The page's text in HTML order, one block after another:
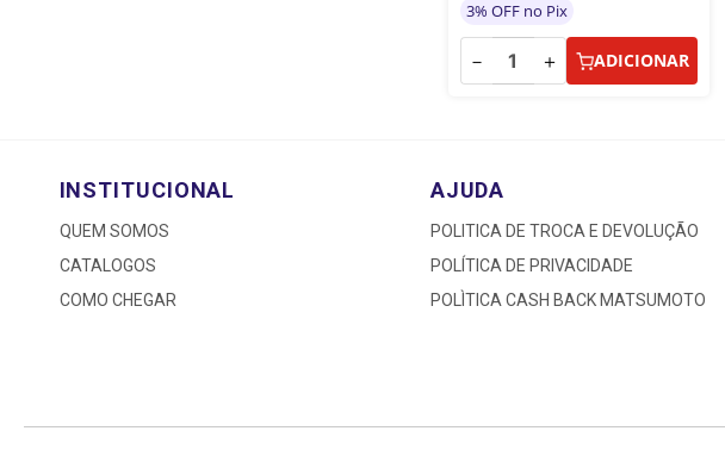
3% OFF no Pix
－ ＋ ADICIONAR
INSTITUCIONAL
QUEM SOMOS
CATALOGOS
COMO CHEGAR
AJUDA
POLITICA DE TROCA E DEVOLUÇÃO
POLÍTICA DE PRIVACIDADE
POLÌTICA CASH BACK MATSUMOTO